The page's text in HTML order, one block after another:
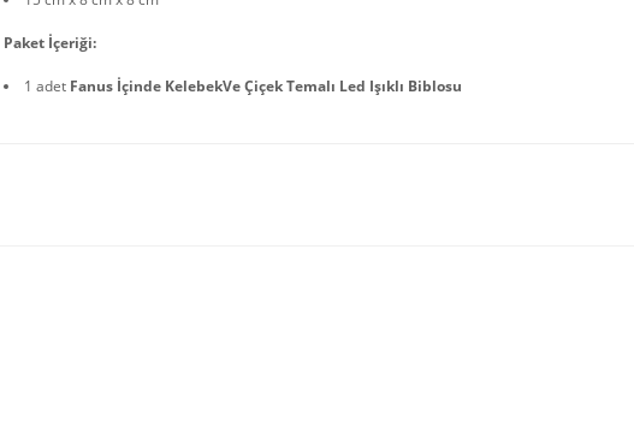
Paket İçeriği:
1 adet Fanus İçinde KelebekVe Çiçek Temalı Led Işıklı Biblosu